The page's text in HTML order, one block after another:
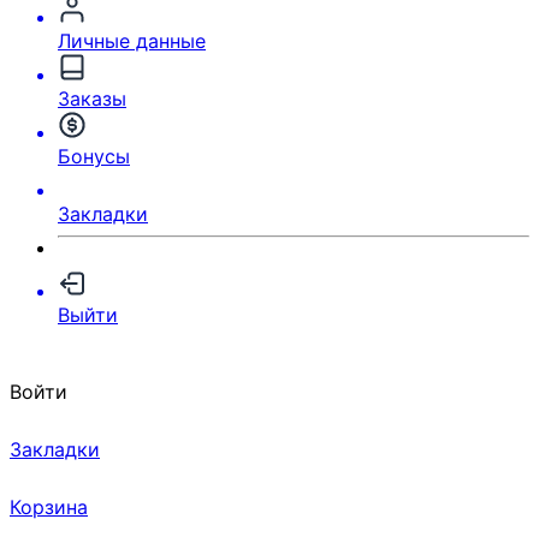
Личные данные
Заказы
Бонусы
Закладки
Выйти
Войти
Закладки
Корзина